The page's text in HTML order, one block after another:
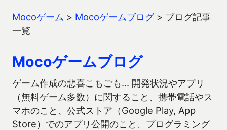
Mocoゲーム > Mocoゲームブログ> ブログ記事
一覧
Mocoゲームブログ
ゲーム作成の悲喜こもごも… 開発状況やアプリ
（無料ゲーム多数）に関すること、携帯電話やス
マホのこと、公式ストア（Google Play, App
Store）でのアプリ公開のこと、プログラミング